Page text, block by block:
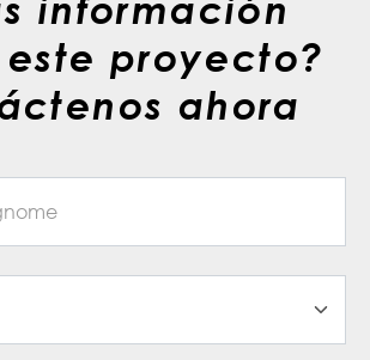
proyecto?
ahora